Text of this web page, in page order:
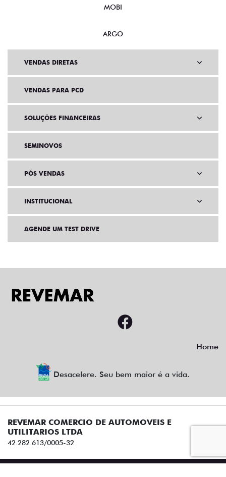
MOBI
ARGO
VENDAS DIRETAS
VENDAS PARA PCD
SOLUÇÕES FINANCEIRAS
SEMINOVOS
PÓS VENDAS
INSTITUCIONAL
AGENDE UM TEST DRIVE
Home
Desacelere. Seu bem maior é a vida.
REVEMAR COMERCIO DE AUTOMOVEIS E
UTILITARIOS LTDA
42.282.613/0005-32